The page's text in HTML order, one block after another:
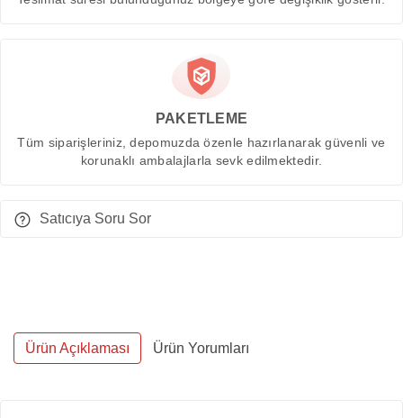
PAKETLEME
Tüm siparişleriniz, depomuzda özenle hazırlanarak güvenli ve
korunaklı ambalajlarla sevk edilmektedir.
Satıcıya Soru Sor
Ürün Açıklaması Ürün Yorumları